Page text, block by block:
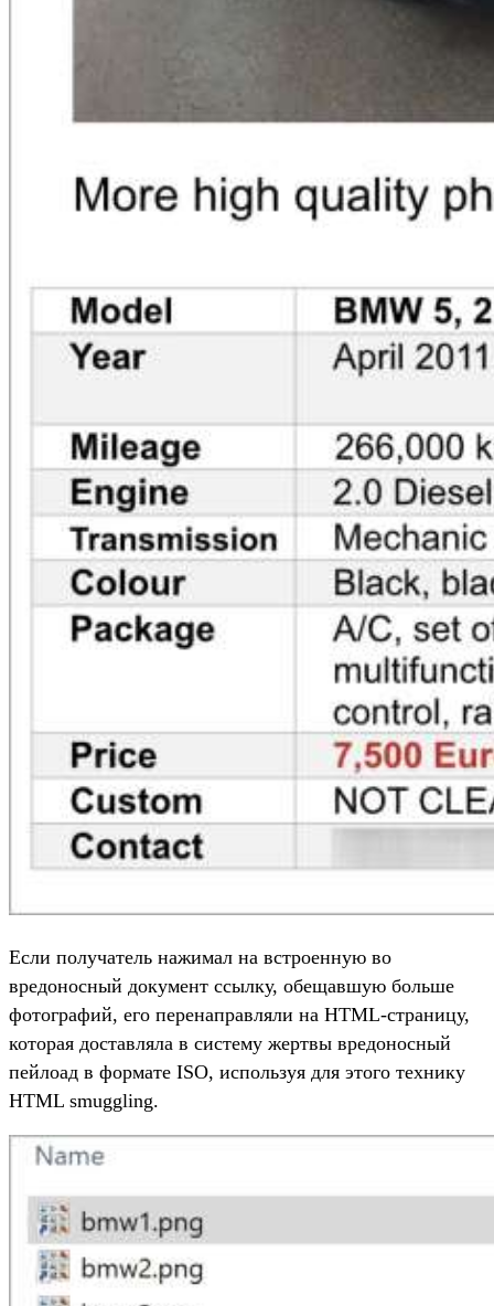
Если получатель нажимал на встроенную во
вредоносный документ ссылку, обещавшую больше
фотографий, его перенаправляли на HTML-страницу,
которая доставляла в систему жертвы вредоносный
пейлоад в формате ISO, используя для этого технику
HTML smuggling.